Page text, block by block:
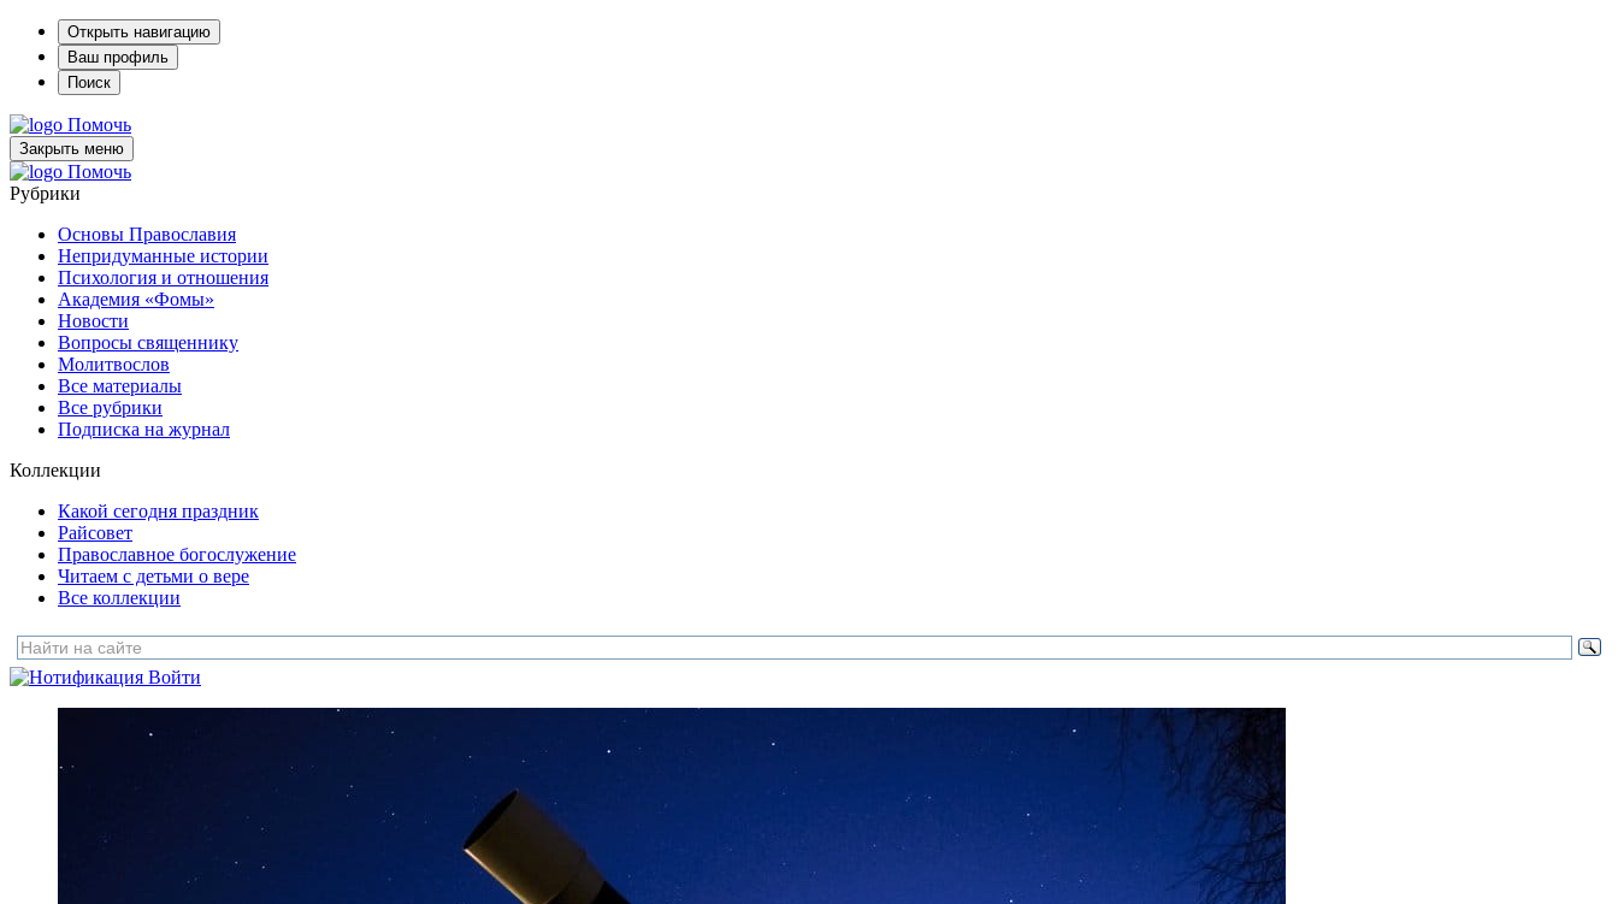
Открыть навигацию
Ваш профиль
Поиск
Помочь
Закрыть меню
Помочь
Рубрики
Основы Православия
Непридуманные истории
Психология и отношения
Академия «Фомы»
Новости
Вопросы священнику
Молитвослов
Все материалы
Все рубрики
Подписка на журнал
Коллекции
Какой сегодня праздник
Райсовет
Православное богослужение
Читаем с детьми о вере
Все коллекции
Войти